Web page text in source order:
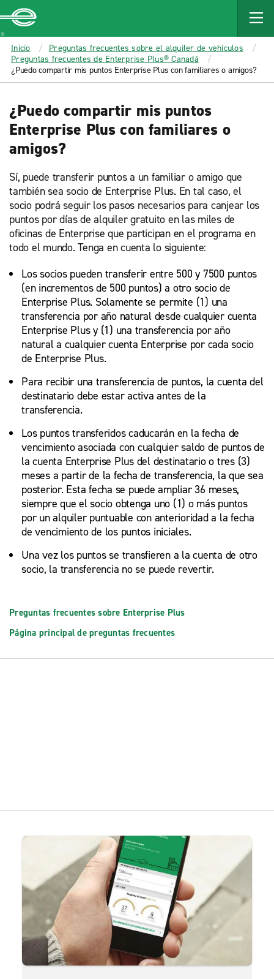
MAIN
CONTENT
Enterprise
Inicio
Preguntas frecuentes sobre el alquiler de vehículos
Preguntas frecuentes de Enterprise Plus® Canadá
¿Puedo compartir mis puntos Enterprise Plus con familiares o amigos?
¿Puedo compartir mis puntos
Enterprise Plus con familiares o
amigos?
Sí, puede transferir puntos a un familiar o amigo que
también sea socio de Enterprise Plus. En tal caso, el
socio podrá seguir los pasos necesarios para canjear los
puntos por días de alquiler gratuito en las miles de
oficinas de Enterprise que participan en el programa en
todo el mundo. Tenga en cuenta lo siguiente:
Los socios pueden transferir entre 500 y 7500 puntos
(en incrementos de 500 puntos) a otro socio de
Enterprise Plus. Solamente se permite (1) una
transferencia por año natural desde cualquier cuenta
Enterprise Plus y (1) una transferencia por año
natural a cualquier cuenta Enterprise por cada socio
de Enterprise Plus.
Para recibir una transferencia de puntos, la cuenta del
destinatario debe estar activa antes de la
transferencia.
Los puntos transferidos caducarán en la fecha de
vencimiento asociada con cualquier saldo de puntos de
la cuenta Enterprise Plus del destinatario o tres (3)
meses a partir de la fecha de transferencia, la que sea
posterior. Esta fecha se puede ampliar 36 meses,
siempre que el socio obtenga uno (1) o más puntos
por un alquiler puntuable con anterioridad a la fecha
de vencimiento de los puntos iniciales.
Una vez los puntos se transfieren a la cuenta de otro
socio, la transferencia no se puede revertir.
Preguntas frecuentes sobre Enterprise Plus
Página principal de preguntas frecuentes